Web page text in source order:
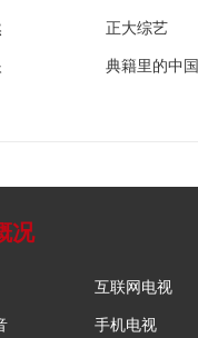
正大综艺
典籍里的中国
况
互联网电视
手机电视